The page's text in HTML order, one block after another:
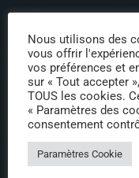
ÉPISODES
Nous utilisons des
vous offrir
vos préférences et
sur « Tout accepter
TOUS les cookies.
« Paramètres des
consentement
Paramètres Cookie